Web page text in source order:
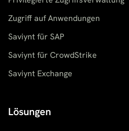
Zugriff auf Anwendungen
Saviynt für SAP
Saviynt für CrowdStrike
Saviynt Exchange
Lösungen